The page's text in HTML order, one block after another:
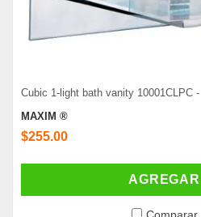
Cubic 1-light bath vanity 10001CLPC -
MAXIM ®
$255.00
AGREGAR